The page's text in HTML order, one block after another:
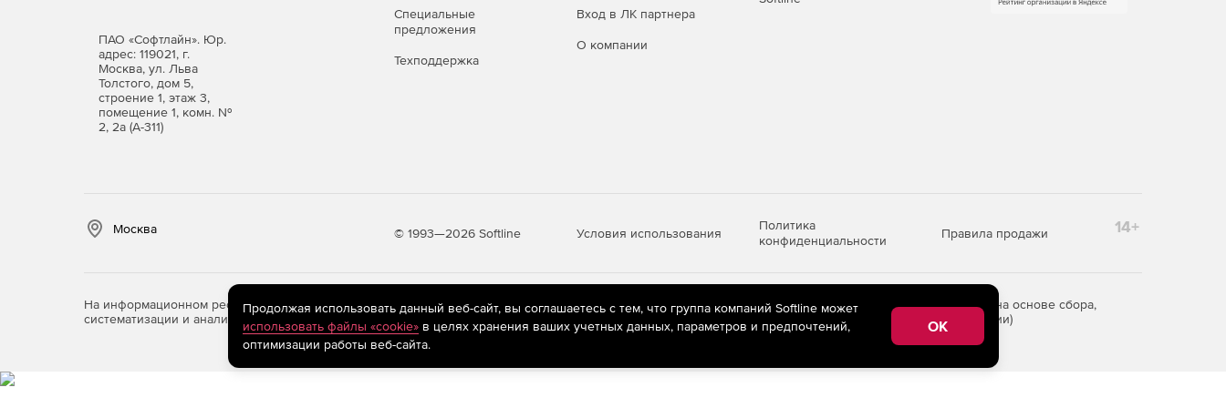
ПАО «Софтлайн». Юр.
адрес: 119021, г.
Москва, ул. Льва
Толстого, дом 5,
строение 1, этаж 3,
помещение 1, комн. №
2, 2а (А-311)
Специальные
предложения
Техподдержка
Вход в ЛК партнера
О компании
Москва © 1993—2026 Softline Условия использования
Политика
конфиденциальности
Правила продажи 14+
На информационном ресурсе store.softline.ru применяютсярекомендательные технологии(информационные технологии предоставления информации на основе сбора,
систематизации и анализа сведений, относящихся к предпочтениям пользователей сети «Интернет», находящихся на территории Российской Федерации)
Продолжая использовать данный веб-сайт, вы соглашаетесь с тем, что группа компаний Softline может
использовать файлы «cookie»в целях хранения ваших учетных данных, параметров и предпочтений,
оптимизации работы веб-сайта.
OK